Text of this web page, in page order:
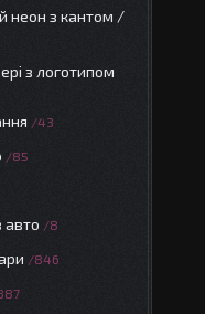
неон з кантом /
з логотипом
43
85
авто 8
846